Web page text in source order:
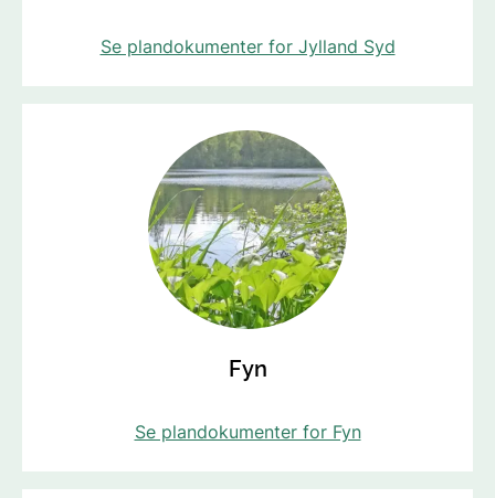
Se plandokumenter for Jylland Syd
Fyn
Se plandokumenter for Fyn